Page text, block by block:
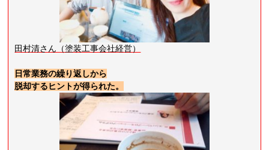
田村清さん（塗装工事会社経営）
日常業務の繰り返しから
脱却するヒントが得られた。